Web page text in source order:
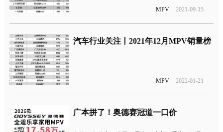
MPV 2021-09-15
汽车行业关注丨2021年12月MPV销量榜
MPV 2022-01-21
广本拼了！奥德赛冠道一口价